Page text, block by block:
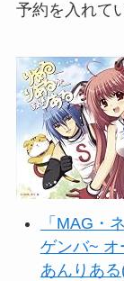
予約を入れて
「MAG・
ゲンバ~ オ
あんりあ